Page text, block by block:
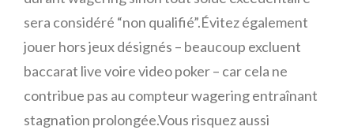
sera considéré “non qualifié”.Évitez également
jouer hors jeux désignés – beaucoup excluent
baccarat live voire video poker – car cela ne
contribue pas au compteur wagering entraînant
stagnation prolongée.Vous risquez aussi